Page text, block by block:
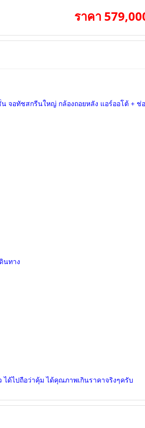
ราคา
จอทัชสกรีนใหญ่ กล้องถอยหลัง แอร์ออโต้ + ช่
นทาง
ได้ไปถือว่าคุ้ม ได้คุณภาพเกินราคาจริงๆครับ